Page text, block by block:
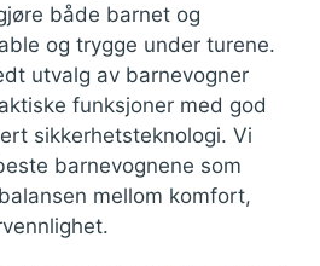
både barnet og
og trygge under turene.
utvalg av barnevogner
funksjoner med god
sikkerhetsteknologi. Vi
barnevognene som
mellom komfort,